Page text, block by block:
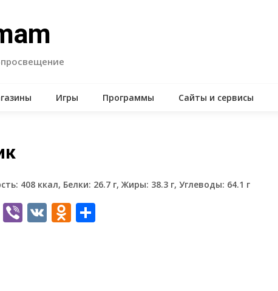
Игры Программы Сайты и сервисы
408 ккал, Белки: 26.7 г, Жиры: 38.3 г, Углеводы: 64.1 г
Telegram
Viber
VKOdnoklassniki